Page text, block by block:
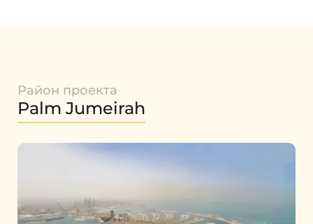
Район проекта
Palm Jumeirah